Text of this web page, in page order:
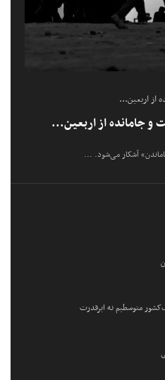
از اربعین...
جامانده از اربعین...
آشکار می‌شود. ...
متوسطیم نه ابرقدرت